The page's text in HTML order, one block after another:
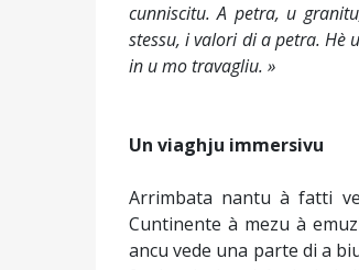
cunniscitu. A petra, u
stessu, i valori di a petra. Hè
in u mo travagliu. »
Un viaghju immersivu
Arrimbata nantu à fatti
Cuntinente à mezu à
ancu vede una parte di a